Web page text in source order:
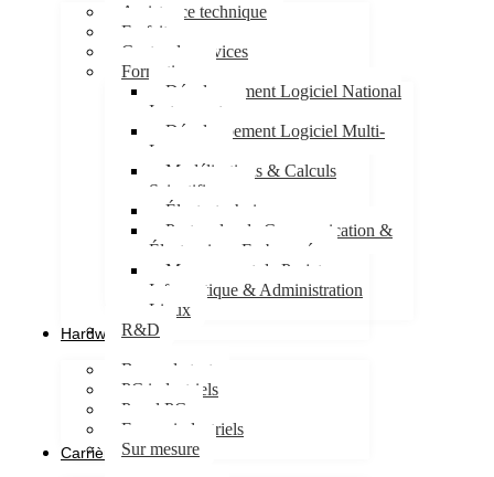
Assistance technique
Forfait
Centre de services
Formations
Développement Logiciel National
Instruments
Développement Logiciel Multi-
Langages
Modélisations & Calculs
Scientifiques
Électrotechnique
Protocoles de Communication &
Électronique Embarquée
Management de Projet
Informatique & Administration
Linux
R&D
Hardware
Bancs de test
PC industriels
Panel PC
Ecrans industriels
Sur mesure
Carrières